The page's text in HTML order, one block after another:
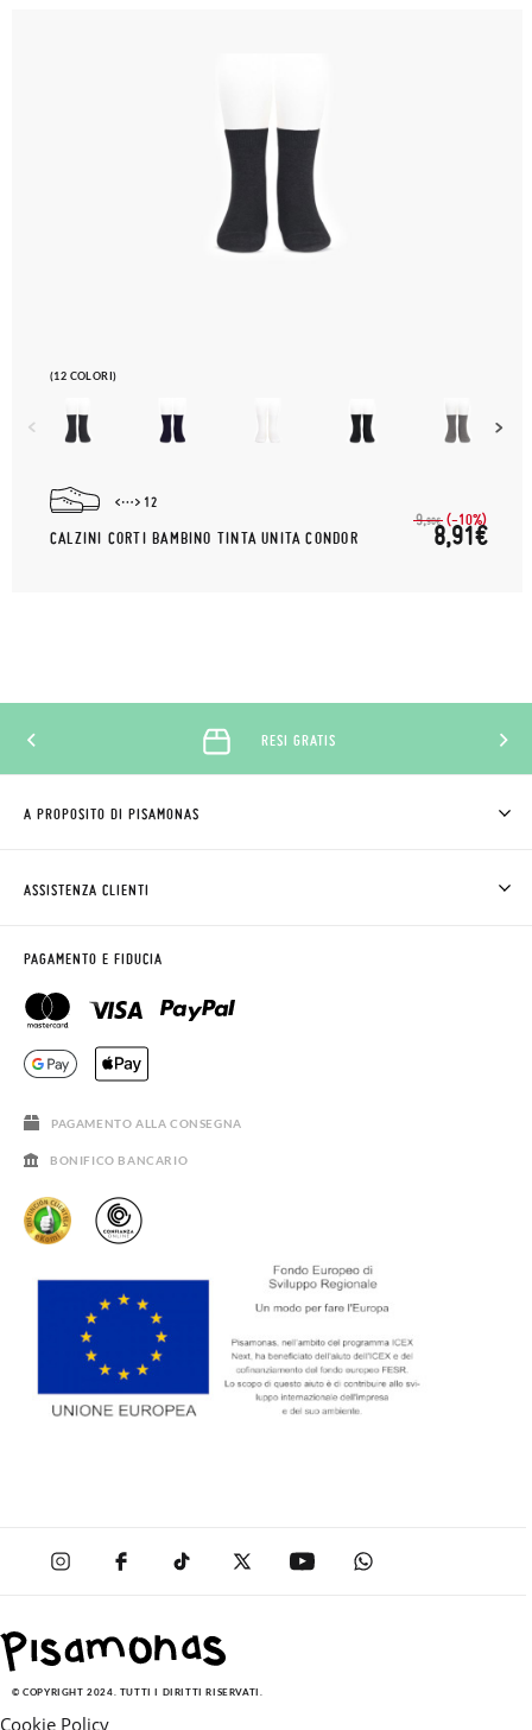
(12 COLORI)
12
CALZINI CORTI BAMBINO TINTA UNITA CONDOR
9,90€ (-10%)
8,91€
RESI GRATIS
A PROPOSITO DI PISAMONAS
CLUB PISAMONAS
BLOG & NEWS
AVVISO LEGALE, PRIVACY E COOKIES
GUIDA ALLE TAGLIE
ASSISTENZA CLIENTI
RICHIEDERE RESO
CONTATTO
ORARIO PISAMONAS
DOMANDE FREQUENTI
PAGAMENTO E FIDUCIA
PAGAMENTO ALLA CONSEGNA
BONIFICO BANCARIO
© COPYRIGHT 2024. TUTTI I DIRITTI RISERVATI.
Cookie Policy